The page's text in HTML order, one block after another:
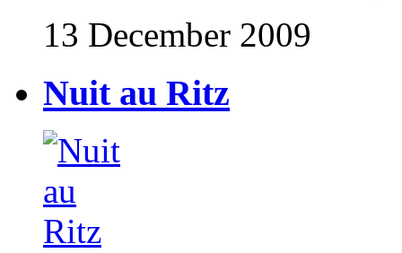
13 December 2009
Nuit au Ritz